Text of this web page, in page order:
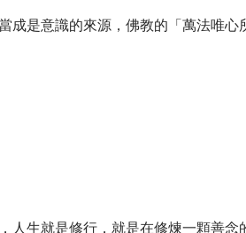
是意識的來源，佛教的「萬法唯
人生就是修行，就是在修煉一顆善